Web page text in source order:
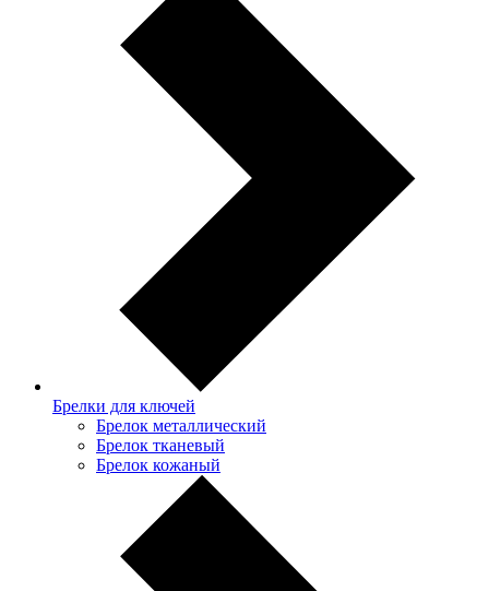
Брелки для ключей
Брелок металлический
Брелок тканевый
Брелок кожаный